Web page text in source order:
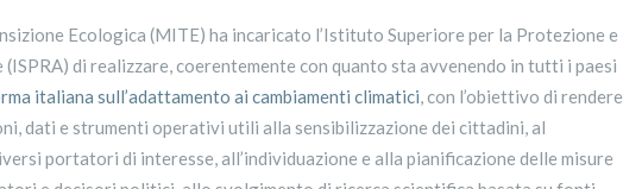
Ecologica (MITE) ha incaricato l’Istituto Superiore per la Protezione e
(ISPRA) di realizzare, coerentemente con quanto sta avvenendo in tutti i paesi
italiana sull’adattamento ai cambiamenti climatici , con l’obiettivo di rendere
dati e strumenti operativi utili alla sensibilizzazione dei cittadini, al
portatori di interesse, all’individuazione e alla pianificazione delle misure